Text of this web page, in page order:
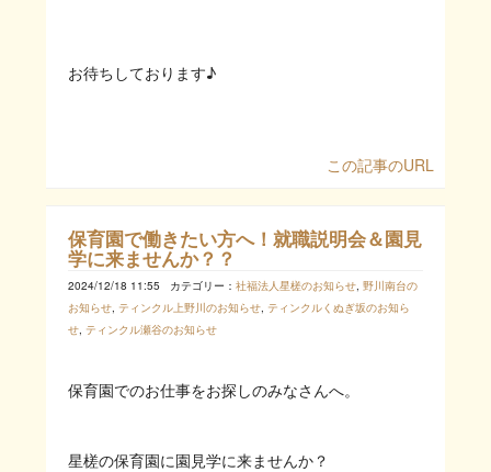
お待ちしております♪
この記事のURL
保育園で働きたい方へ！就職説明会＆園見
学に来ませんか？？
2024/12/18 11:55 カテゴリー： 社福法人星槎のお知らせ, 野川南台の
お知らせ, ティンクル上野川のお知らせ, ティンクルくぬぎ坂のお知ら
せ, ティンクル瀬谷のお知らせ
保育園でのお仕事をお探しのみなさんへ。
星槎の保育園に園見学に来ませんか？